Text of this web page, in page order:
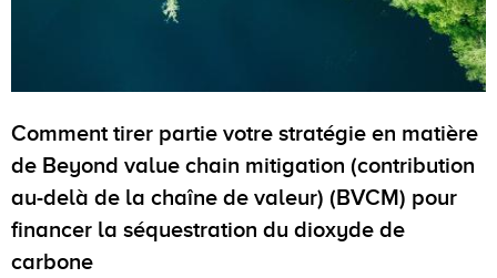
Comment tirer partie votre stratégie en matière
de Beyond value chain mitigation (contribution
au-delà de la chaîne de valeur) (BVCM) pour
financer la séquestration du dioxyde de
carbone